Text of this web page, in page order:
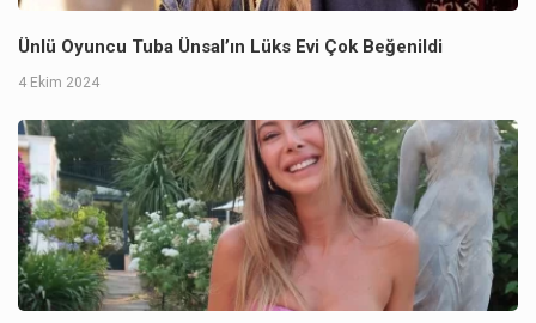
Ünlü Oyuncu Tuba Ünsal’ın Lüks Evi Çok Beğenildi
4 Ekim 2024